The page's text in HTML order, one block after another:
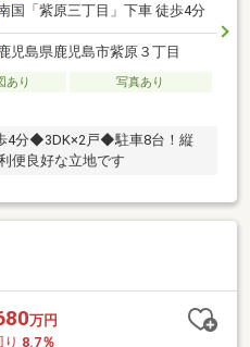
国「紫原三丁目」下車 徒歩4分
鹿児島県鹿児島市紫原３丁目
あり
写真あり
4分◆3DK×2戸◆駐車8台！縦
便良好な立地です
万円
8.7％